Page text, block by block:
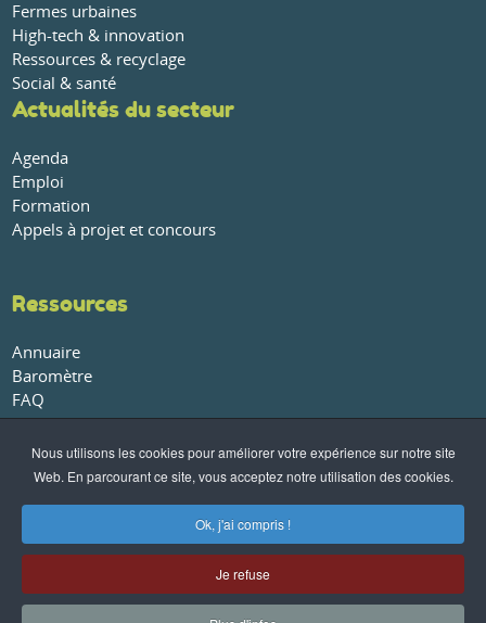
Fermes urbaines
High-tech & innovation
Ressources & recyclage
Social & santé
Actualités du secteur
Agenda
Emploi
Formation
Appels à projet et concours
Ressources
Annuaire
Baromètre
FAQ
Glossaire
Publications et rapports
À propos
Qui sommes-nous ?
Nous utilisons les cookies pour améliorer votre expérience sur notre site
Web. En parcourant ce site, vous acceptez notre utilisation des cookies.
Ok, j'ai compris !
Je refuse